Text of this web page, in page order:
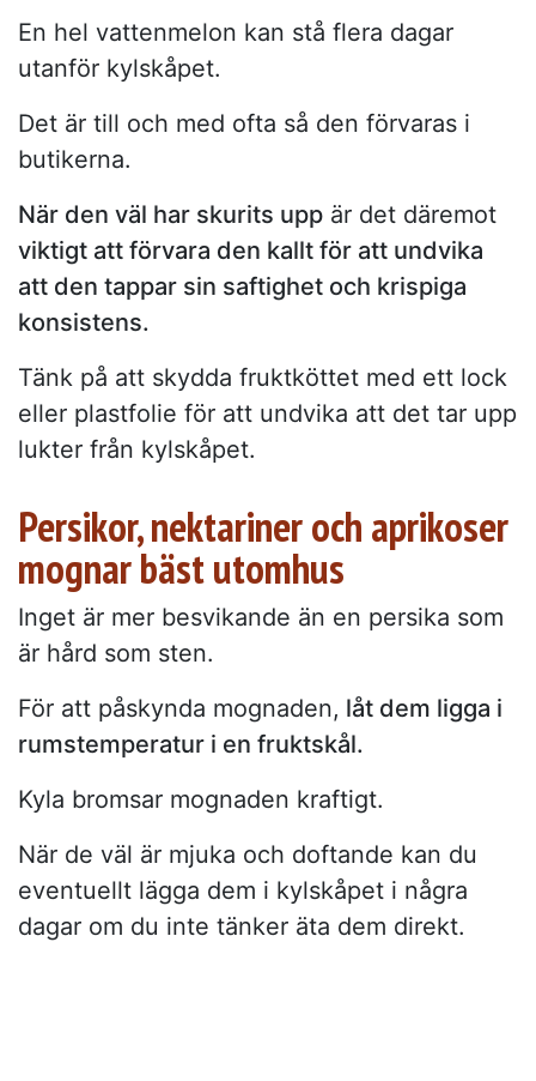
En hel vattenmelon kan stå flera dagar
utanför kylskåpet.
Det är till och med ofta så den förvaras i
butikerna.
När den väl har skurits upp är det däremot
viktigt att förvara den kallt för att undvika
att den tappar sin saftighet och krispiga
konsistens.
Tänk på att skydda fruktköttet med ett lock
eller plastfolie för att undvika att det tar upp
lukter från kylskåpet.
Persikor, nektariner och aprikoser
mognar bäst utomhus
Inget är mer besvikande än en persika som
är hård som sten.
För att påskynda mognaden, låt dem ligga i
rumstemperatur i en fruktskål.
Kyla bromsar mognaden kraftigt.
När de väl är mjuka och doftande kan du
eventuellt lägga dem i kylskåpet i några
dagar om du inte tänker äta dem direkt.